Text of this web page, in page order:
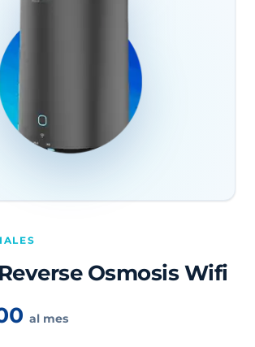
Osmosis Wifi
al mes